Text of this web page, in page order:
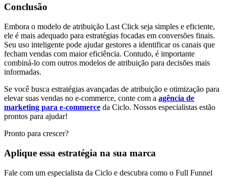
Conclusão
Embora o modelo de atribuição Last Click seja simples e eficiente,
ele é mais adequado para estratégias focadas em conversões finais.
Seu uso inteligente pode ajudar gestores a identificar os canais que
fecham vendas com maior eficiência. Contudo, é importante
combiná-lo com outros modelos de atribuição para decisões mais
informadas.
Se você busca estratégias avançadas de atribuição e otimização para
elevar suas vendas no e-commerce, conte com a agência de
marketing para e-commerce da Ciclo. Nossos especialistas estão
prontos para ajudar!
Pronto para crescer?
Aplique essa estratégia na sua marca
Fale com um especialista da Ciclo e descubra como o Full Funnel